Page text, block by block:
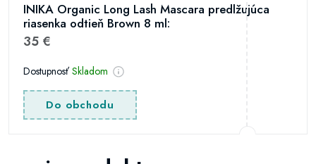
INIKA Organic Long Lash Mascara predlžujúca
riasenka odtieň Brown 8 ml:
35 €
Dostupnosť Skladom
Do obchodu